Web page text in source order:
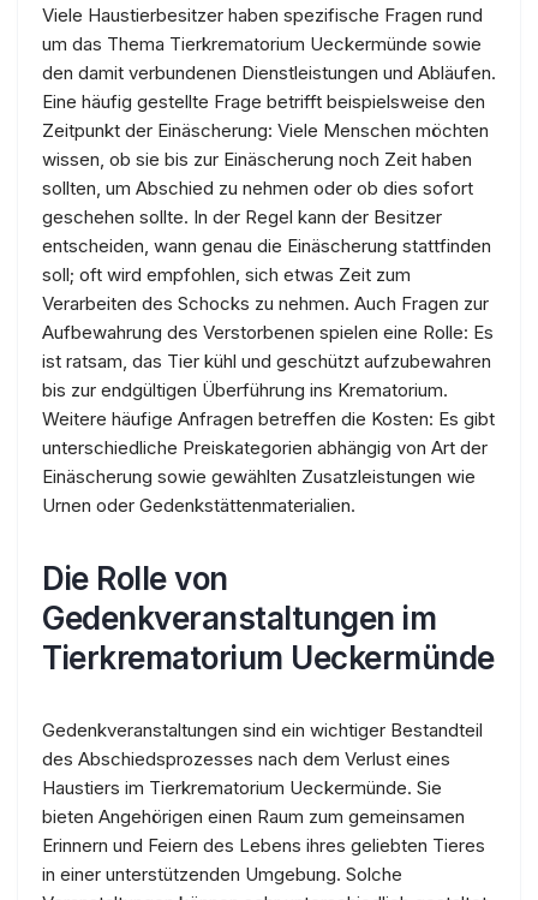
Viele Haustierbesitzer haben spezifische Fragen rund
um das Thema Tierkrematorium Ueckermünde sowie
den damit verbundenen Dienstleistungen und Abläufen.
Eine häufig gestellte Frage betrifft beispielsweise den
Zeitpunkt der Einäscherung: Viele Menschen möchten
wissen, ob sie bis zur Einäscherung noch Zeit haben
sollten, um Abschied zu nehmen oder ob dies sofort
geschehen sollte. In der Regel kann der Besitzer
entscheiden, wann genau die Einäscherung stattfinden
soll; oft wird empfohlen, sich etwas Zeit zum
Verarbeiten des Schocks zu nehmen. Auch Fragen zur
Aufbewahrung des Verstorbenen spielen eine Rolle: Es
ist ratsam, das Tier kühl und geschützt aufzubewahren
bis zur endgültigen Überführung ins Krematorium.
Weitere häufige Anfragen betreffen die Kosten: Es gibt
unterschiedliche Preiskategorien abhängig von Art der
Einäscherung sowie gewählten Zusatzleistungen wie
Urnen oder Gedenkstättenmaterialien.
Die Rolle von
Gedenkveranstaltungen im
Tierkrematorium Ueckermünde
Gedenkveranstaltungen sind ein wichtiger Bestandteil
des Abschiedsprozesses nach dem Verlust eines
Haustiers im Tierkrematorium Ueckermünde. Sie
bieten Angehörigen einen Raum zum gemeinsamen
Erinnern und Feiern des Lebens ihres geliebten Tieres
in einer unterstützenden Umgebung. Solche